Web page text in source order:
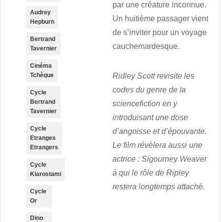
par une créature inconnue.
Un huitième passager vient
de s’inviter pour un voyage
cauchemardesque.
Ridley Scott revisite les
codes du genre de la
sciencefiction en y
introduisant une dose
d’angoisse et d’épouvante.
Le film révèlera aussi une
actrice : Sigourney Weaver
à qui le rôle de Ripley
restera longtemps attaché.
Audrey
Hepburn
Bertrand
Tavernier
Cinéma
Tchèque
Cycle
Bertrand
Tavernier
Cycle
Etranges
Etrangers
Cycle
Kiarostami
Cycle
Or
Dino